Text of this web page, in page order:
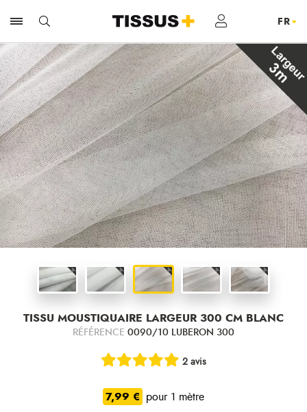
TISSU MOUSTIQUAIRE LARGEUR 300 CM BLANC
RÉFÉRENCE 0090/10 LUBERON 300
2 avis
7,99 € pour 1 mètre